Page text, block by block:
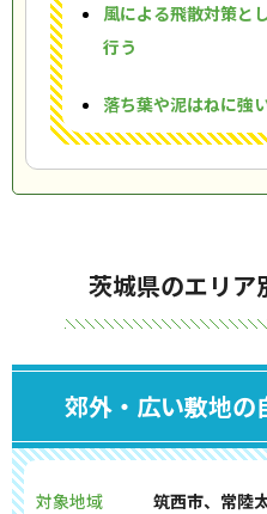
風による飛散対策と
行う
落ち葉や泥はねに強
茨城県のエリア
郊外・広い敷地の
対象地域
筑西市、常陸